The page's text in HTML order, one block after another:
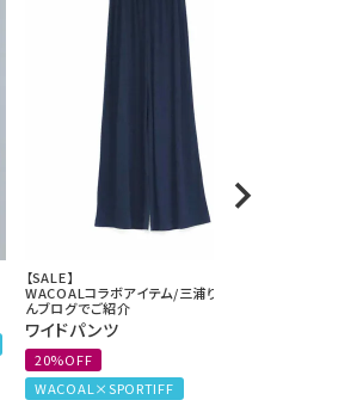
【SALE】
WACOALコラボアイテム/三浦りさ子さ
んブログでご紹介
ワイドパンツ
20%OFF
WACOAL×SPORTIFF